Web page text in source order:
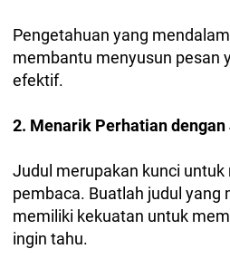
Pengetahuan yang
membantu menyusun pesan
efektif.
2. Menarik Perhatian dengan
Judul merupakan kunci
pembaca. Buatlah judul yang
memiliki kekuatan untuk
ingin tahu.